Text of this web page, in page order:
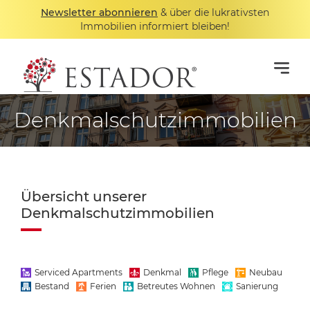
Newsletter abonnieren & über die lukrativsten
Immobilien informiert bleiben!
Denkmalschutzimmobilien
Übersicht unserer
Denkmalschutzimmobilien
Serviced Apartments Denkmal Pflege
Neubau
Bestand
Ferien Betreutes Wohnen Sanierung